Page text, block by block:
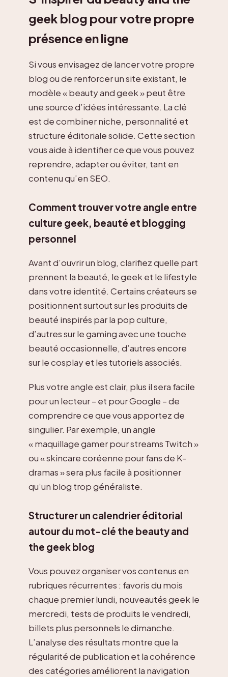
geek blog pour votre propre
présence en ligne
Si vous envisagez de lancer votre propre
blog ou de renforcer un site existant, le
modèle « beauty and geek » peut être
une source d’idées intéressante. La clé
est de combiner niche, personnalité et
structure éditoriale solide. Cette section
vous aide à identifier ce que vous pouvez
reprendre, adapter ou éviter, tant en
contenu qu’en SEO.
Comment trouver votre angle entre
culture geek, beauté et blogging
personnel
Avant d’ouvrir un blog, clarifiez quelle part
prennent la beauté, le geek et le lifestyle
dans votre identité. Certains créateurs se
positionnent surtout sur les produits de
beauté inspirés par la pop culture,
d’autres sur le gaming avec une touche
beauté occasionnelle, d’autres encore
sur le cosplay et les tutoriels associés.
Plus votre angle est clair, plus il sera facile
pour un lecteur – et pour Google – de
comprendre ce que vous apportez de
singulier. Par exemple, un angle
« maquillage gamer pour streams Twitch »
ou « skincare coréenne pour fans de K-
dramas » sera plus facile à positionner
qu’un blog trop généraliste.
Structurer un calendrier éditorial
autour du mot-clé the beauty and
the geek blog
Vous pouvez organiser vos contenus en
rubriques récurrentes : favoris du mois
chaque premier lundi, nouveautés geek le
mercredi, tests de produits le vendredi,
billets plus personnels le dimanche.
L’analyse des résultats montre que la
régularité de publication et la cohérence
des catégories améliorent la navigation